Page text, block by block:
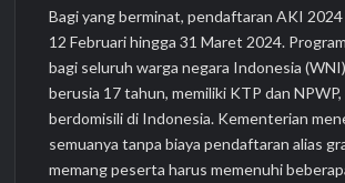
Bagi yang berminat, pendaftaran AKI 2024
12 Februari hingga 31 Maret 2024.
bagi seluruh warga negara Indonesia
berusia 17 tahun, memiliki KTP dan NPWP,
berdomisili di Indonesia. Kementerian
semuanya tanpa biaya pendaftaran alias
memang peserta harus memenuhi